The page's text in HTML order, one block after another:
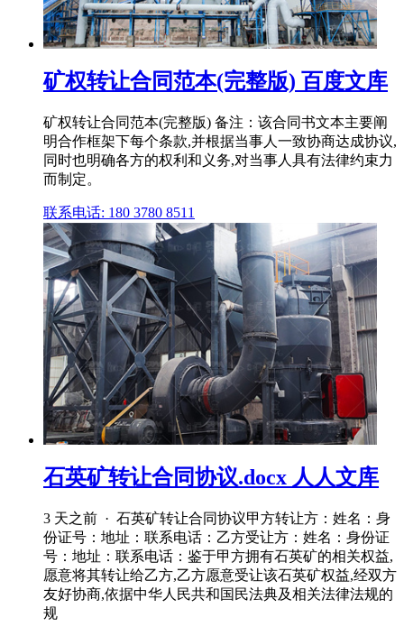
矿权转让合同范本(完整版) 百度文库
矿权转让合同范本(完整版) 备注：该合同书文本主要阐
明合作框架下每个条款,并根据当事人一致协商达成协议,
同时也明确各方的权利和义务,对当事人具有法律约束力
而制定。
联系电话: 180 3780 8511
石英矿转让合同协议.docx 人人文库
3 天之前 · 石英矿转让合同协议甲方转让方：姓名：身
份证号：地址：联系电话：乙方受让方：姓名：身份证
号：地址：联系电话：鉴于甲方拥有石英矿的相关权益,
愿意将其转让给乙方,乙方愿意受让该石英矿权益,经双方
友好协商,依据中华人民共和国民法典及相关法律法规的
规